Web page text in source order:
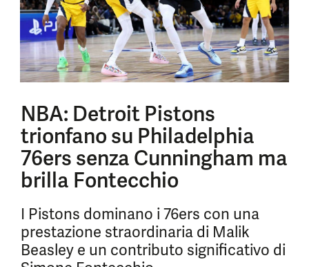
NBA: Detroit Pistons
trionfano su Philadelphia
76ers senza Cunningham ma
brilla Fontecchio
I Pistons dominano i 76ers con una
prestazione straordinaria di Malik
Beasley e un contributo significativo di